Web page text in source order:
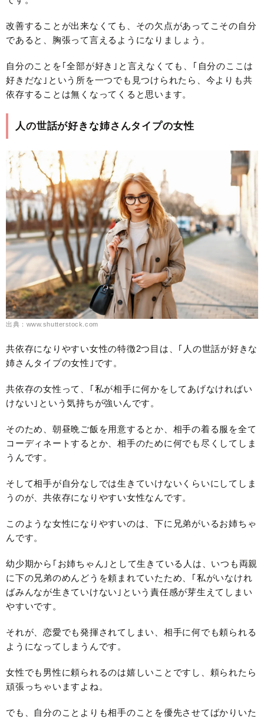
改善することが出来なくても、その欠点があってこその自分
であると、胸張って言えるようになりましょう。
自分のことを｢全部が好き｣と言えなくても、｢自分のここは
好きだな｣という所を一つでも見つけられたら、今よりも共
依存することは無くなってくると思います。
人の世話が好きな姉さんタイプの女性
出典：www.shutterstock.com
共依存になりやすい女性の特徴2つ目は、｢人の世話が好きな
姉さんタイプの女性｣です。
共依存の女性って、｢私が相手に何かをしてあげなければい
けない｣という気持ちが強いんです。
そのため、朝昼晩ご飯を用意するとか、相手の着る服を全て
コーディネートするとか、相手のために何でも尽くしてしま
うんです。
そして相手が自分なしでは生きていけないくらいにしてしま
うのが、共依存になりやすい女性なんです。
このような女性になりやすいのは、下に兄弟がいるお姉ちゃ
んです。
幼少期から｢お姉ちゃん｣として生きている人は、いつも両親
に下の兄弟のめんどうを頼まれていたため、｢私がいなけれ
ばみんなが生きていけない｣という責任感が芽生えてしまい
やすいです。
それが、恋愛でも発揮されてしまい、相手に何でも頼られる
ようになってしまうんです。
女性でも男性に頼られるのは嬉しいことですし、頼られたら
頑張っちゃいますよね。
でも、自分のことよりも相手のことを優先させてばかりいた